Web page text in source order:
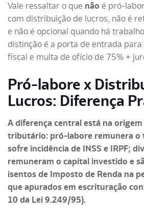
Vale ressaltar o que não é pró-
com distribuição de lucros, não é
e não é opcional quando há
distinção é a porta de entrada
fiscal e multa de ofício de 75% +
Pró-labore x
Lucros: Diferença
A diferença central está na
tributário: pró-labore remunera o
sofre incidência de INSS e IRPF;
remuneram o capital investido e
isentos de Imposto de Renda na
que apurados em escrituração
10 da Lei 9.249/95).